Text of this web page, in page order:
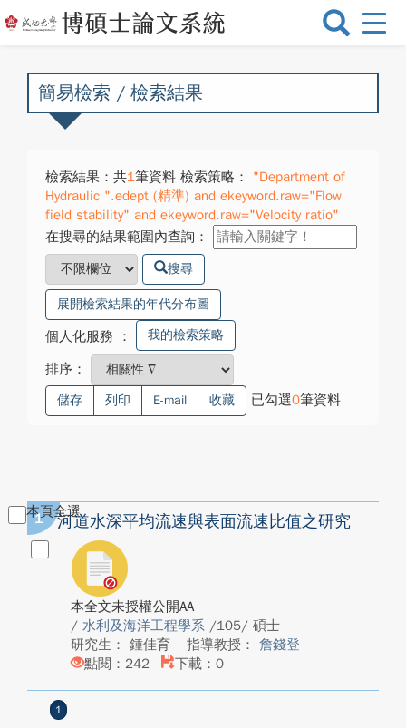
選
換
簡易檢索 / 檢索結果
檢索結果：共1筆資料 檢索策略：
"Department of
Hydraulic ".edept (精準) and ekeyword.raw="Flow
field stability" and ekeyword.raw="Velocity ratio"
在搜尋的結果範圍內查詢：
搜尋
展開檢索結果的年代分布圖
個人化服務 ： 我的檢索策略
排序：
儲存 列印 E-mail 收藏 已勾選0筆資料
本頁全選
1 河道水深平均流速與表面流速比值之研究
本全文未授權公開AA
/ 水利及海洋工程學系 /105/ 碩士
研究生： 鍾佳育
指導教授： 詹錢登
點閱：242
下載：0
1